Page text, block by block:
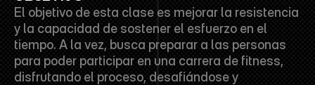
El objetivo de esta clase es mejorar la resistencia
y la capacidad de sostener el esfuerzo en el
tiempo. A la vez, busca preparar a las personas
para poder participar en una carrera de fitness,
disfrutando el proceso, desafiándose y